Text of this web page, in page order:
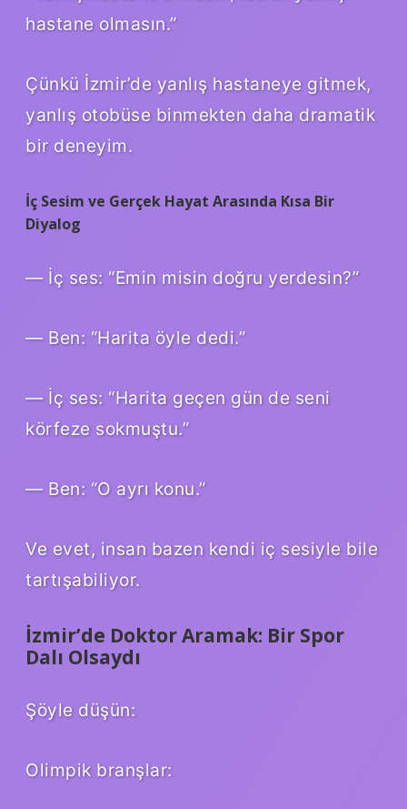
hastane olmasın.”
Çünkü İzmir’de yanlış hastaneye gitmek,
yanlış otobüse binmekten daha dramatik
bir deneyim.
İç Sesim ve Gerçek Hayat Arasında Kısa Bir
Diyalog
— İç ses: “Emin misin doğru yerdesin?”
— Ben: “Harita öyle dedi.”
— İç ses: “Harita geçen gün de seni
körfeze sokmuştu.”
— Ben: “O ayrı konu.”
Ve evet, insan bazen kendi iç sesiyle bile
tartışabiliyor.
İzmir’de Doktor Aramak: Bir Spor
Dalı Olsaydı
Şöyle düşün:
Olimpik branşlar: